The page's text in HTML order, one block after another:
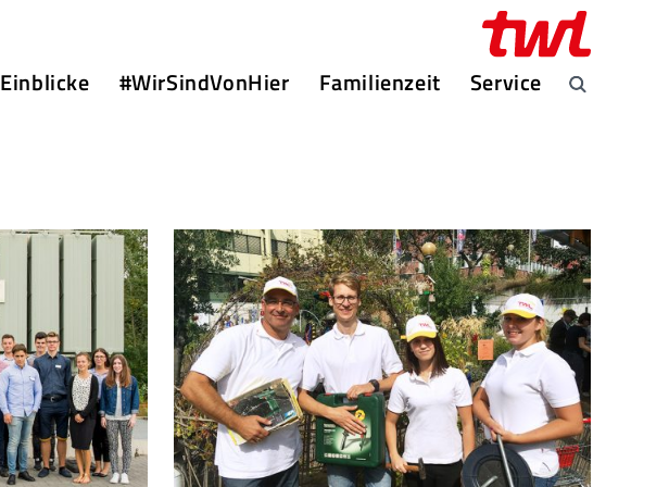
Einblicke #WirSindVonHier Familienzeit Service